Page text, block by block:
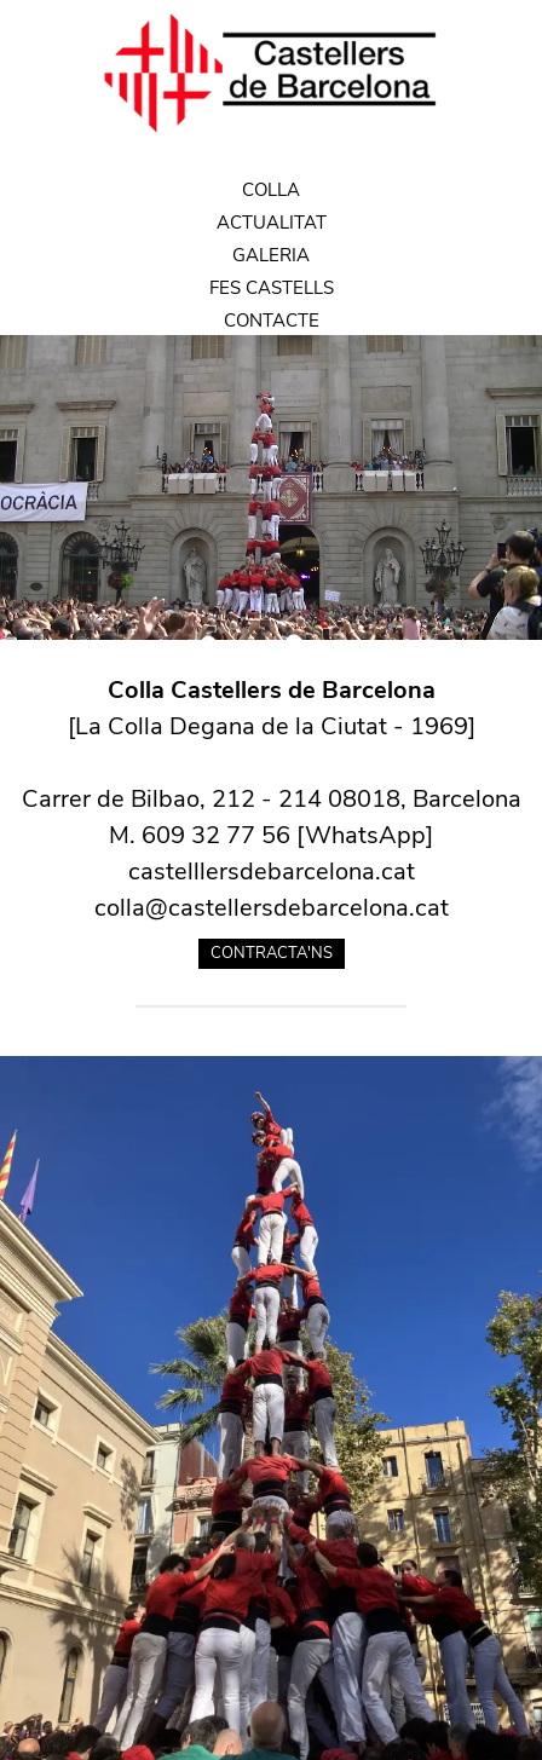
COLLA
ACTUALITAT
GALERIA
FES CASTELLS
CONTACTE
Colla Castellers de Barcelona
[La Colla Degana de la Ciutat - 1969]
Carrer de Bilbao, 212 - 214 08018, Barcelona
M. 609 32 77 56 [WhatsApp]
castelllersdebarcelona.cat
colla@castellersdebarcelona.cat
CONTRACTA'NS